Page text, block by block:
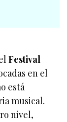
Festival
en el
está
musical.
nivel,